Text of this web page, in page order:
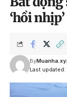
‘hồi
Last updated:
By